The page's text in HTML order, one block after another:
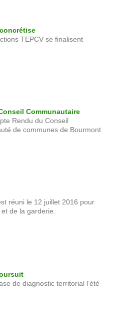
TEPCV se finalisent
Communautaire
Rendu du Conseil
de communes de Bourmont
réuni le 12 juillet 2016 pour
de la garderie.
de diagnostic territorial l’été